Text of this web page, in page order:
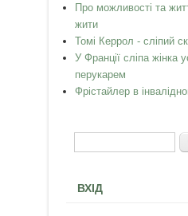
Про можливості та
жити
Томі Керрол - сліпий
У Франції сліпа жінка
перукарем
Фрістайлер в
Пошукова
ВХІД